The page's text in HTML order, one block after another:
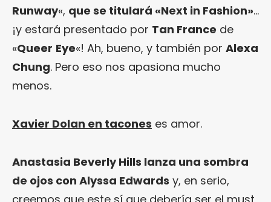
Runway«, que se titulará «Next in Fashion»…
¡y estará presentado por Tan France de
«Queer Eye«! Ah, bueno, y también por Alexa
Chung. Pero eso nos apasiona mucho
menos.
Xavier Dolan en tacones es amor.
Anastasia Beverly Hills lanza una sombra
de ojos con Alyssa Edwards y, en serio,